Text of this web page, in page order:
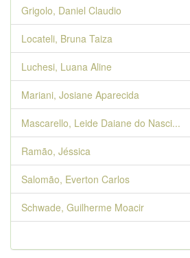
Grigolo, Daniel Claudio
Locateli, Bruna Taiza
Luchesi, Luana Aline
Mariani, Josiane Aparecida
Mascarello, Leide Daiane do Nasci...
Ramão, Jéssica
Salomão, Everton Carlos
Schwade, Guilherme Moacir